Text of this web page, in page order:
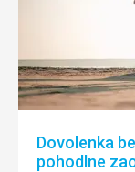
Dovolenka
pohodlne